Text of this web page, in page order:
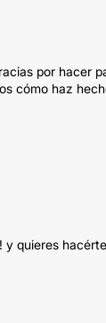
por hacer
cómo haz
y quieres